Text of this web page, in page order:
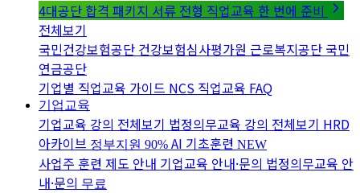
4대공단 합격 패키지 서류 전형 직업교육 한 번에 준비
전체보기
국민건강보험공단 건강보험심사평가원 근로복지공단 국민
연금공단
기업별 직업교육 가이드 NCS 직업교육 FAQ
기업교육
기업교육 강의 전체보기 법정의무교육 강의 전체보기 HRD
아카이브 정부지원 90% AI 기초훈련 NEW
사업주 훈련 제도 안내 기업교육 안내·문의 법정의무교육 안
내·문의 무료